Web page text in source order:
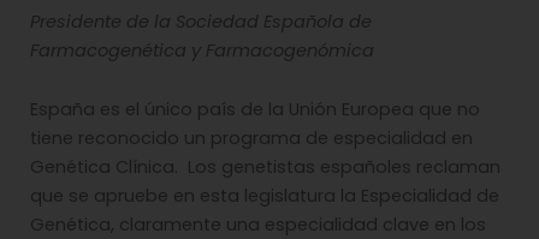
Presidente de la Sociedad Española de
Farmacogenética y Farmacogenómica
España es el único país de la Unión Europea que no
tiene reconocido un programa de especialidad en
Genética Clínica. Los genetistas españoles reclaman
que se apruebe en esta legislatura la Especialidad de
Genética, claramente una especialidad clave en los